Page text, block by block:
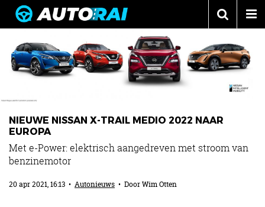
Autonieuws
Podcast
Adverteren
Contact
NIEUWE NISSAN X-TRAIL MEDIO 2022 NAAR
EUROPA
Met e-Power: elektrisch aangedreven met stroom van
benzinemotor
20 apr 2021, 16:13 • Autonieuws • DoorWim Otten